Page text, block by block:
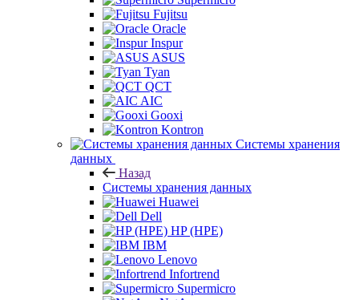
Fujitsu
Oracle
Inspur
ASUS
Tyan
QCT
AIC
Gooxi
Kontron
Системы хранения
данных
Назад
Системы хранения данных
Huawei
Dell
HP (HPE)
IBM
Lenovo
Infortrend
Supermicro